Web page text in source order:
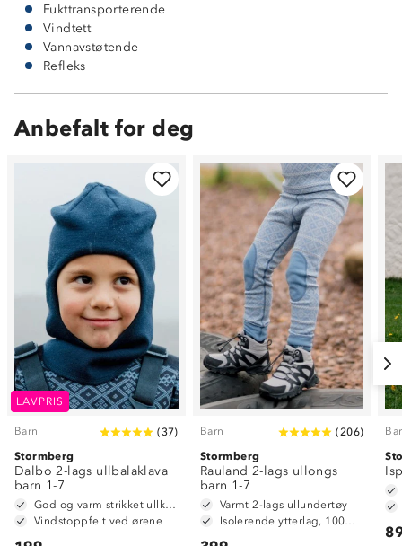
Fukttransporterende
Vindtett
Vannavstøtende
Refleks
Anbefalt for deg
LAVPRIS
Barn (37)
Stormberg
Dalbo 2-lags ullbalaklava
barn 1-7
Vindstoppfelt ved ørene
Barn ( 206)
Stormberg
Rauland 2-lags ullongs
barn 1-7
Varmt 2-lags ullundertøy